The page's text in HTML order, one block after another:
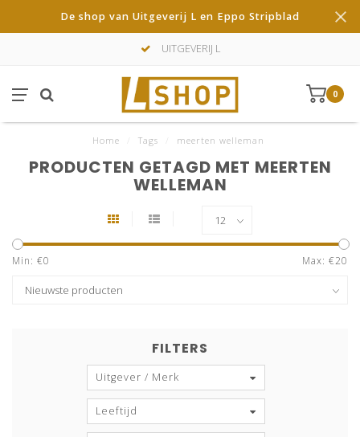
De shop van Uitgeverij L en Eppo Stripblad
UITGEVERIJ L
0
Home Tags meerten welleman
PRODUCTEN GETAGD MET MEERTEN
WELLEMAN
Min: €0 Max: €20
FILTERS
Uitgever / Merk
Leeftijd